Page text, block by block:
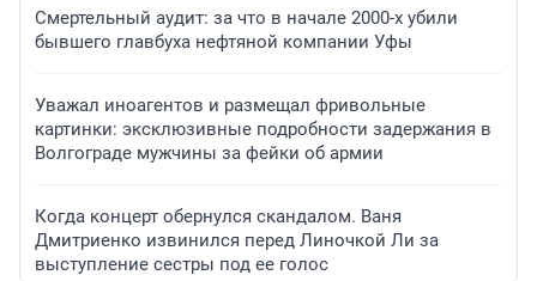
Смертельный аудит: за что в начале 2000-х убили
бывшего главбуха нефтяной компании Уфы
Уважал иноагентов и размещал фривольные
картинки: эксклюзивные подробности задержания в
Волгограде мужчины за фейки об армии
Когда концерт обернулся скандалом. Ваня
Дмитриенко извинился перед Линочкой Ли за
выступление сестры под ее голос